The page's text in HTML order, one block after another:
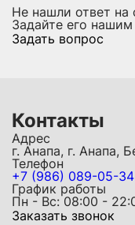
Не нашли ответ на
Задайте его
Задать вопрос
Контакты
Адрес
г. Анапа, г. Анапа,
Телефон
+7 (986) 089-05-34
График работы
Пн - Вс: 08:00 -
Заказать звонок